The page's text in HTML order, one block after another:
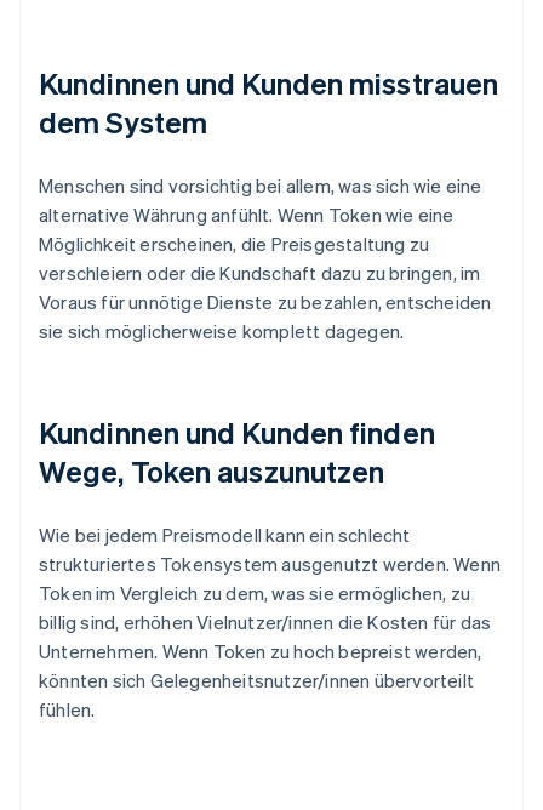
Kundinnen und Kunden misstrauen
dem System
Menschen sind vorsichtig bei allem, was sich wie eine
alternative Währung anfühlt. Wenn Token wie eine
Möglichkeit erscheinen, die Preisgestaltung zu
verschleiern oder die Kundschaft dazu zu bringen, im
Voraus für unnötige Dienste zu bezahlen, entscheiden
sie sich möglicherweise komplett dagegen.
Kundinnen und Kunden finden
Wege, Token auszunutzen
Wie bei jedem Preismodell kann ein schlecht
strukturiertes Tokensystem ausgenutzt werden. Wenn
Token im Vergleich zu dem, was sie ermöglichen, zu
billig sind, erhöhen Vielnutzer/innen die Kosten für das
Unternehmen. Wenn Token zu hoch bepreist werden,
könnten sich Gelegenheitsnutzer/innen übervorteilt
fühlen.